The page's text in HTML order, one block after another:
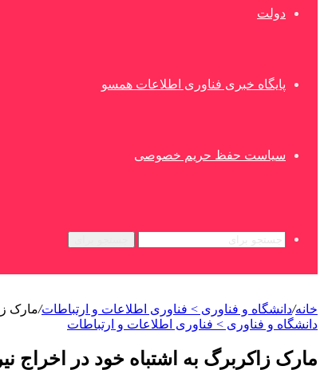
دولت
پایگاه خبری فناوری اطلاعات همسو
سیاست حفظ حریم خصوصی
خانه/دانشگاه و فناوری > فناوری اطلاعات و ارتباطات/مارک
دانشگاه و فناوری > فناوری اطلاعات و ارتباطات
مارک زاکربرگ به اشتباه خود در اخراج